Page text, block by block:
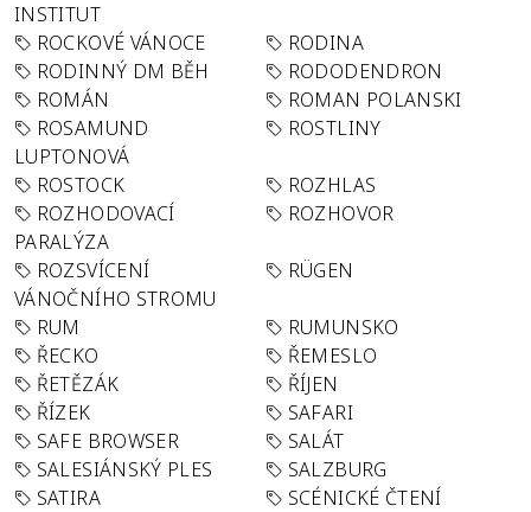
INSTITUT
ROCKOVÉ VÁNOCE
RODINA
RODINNÝ DM BĚH
RODODENDRON
ROMÁN
ROMAN POLANSKI
ROSAMUND
LUPTONOVÁ
ROSTLINY
ROSTOCK
ROZHLAS
ROZHODOVACÍ
PARALÝZA
ROZHOVOR
ROZSVÍCENÍ
VÁNOČNÍHO STROMU
RÜGEN
RUM
RUMUNSKO
ŘECKO
ŘEMESLO
ŘETĚZÁK
ŘÍJEN
ŘÍZEK
SAFARI
SAFE BROWSER
SALÁT
SALESIÁNSKÝ PLES
SALZBURG
SATIRA
SCÉNICKÉ ČTENÍ